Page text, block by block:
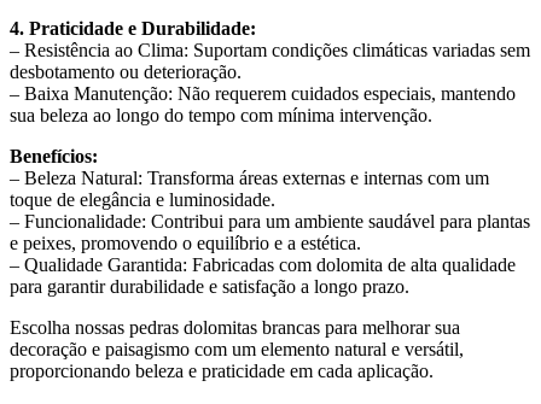
4. Praticidade e Durabilidade:
– Resistência ao Clima: Suportam condições climáticas variadas sem
desbotamento ou deterioração.
– Baixa Manutenção: Não requerem cuidados especiais, mantendo
sua beleza ao longo do tempo com mínima intervenção.
Benefícios:
– Beleza Natural: Transforma áreas externas e internas com um
toque de elegância e luminosidade.
– Funcionalidade: Contribui para um ambiente saudável para plantas
e peixes, promovendo o equilíbrio e a estética.
– Qualidade Garantida: Fabricadas com dolomita de alta qualidade
para garantir durabilidade e satisfação a longo prazo.
Escolha nossas pedras dolomitas brancas para melhorar sua
decoração e paisagismo com um elemento natural e versátil,
proporcionando beleza e praticidade em cada aplicação.